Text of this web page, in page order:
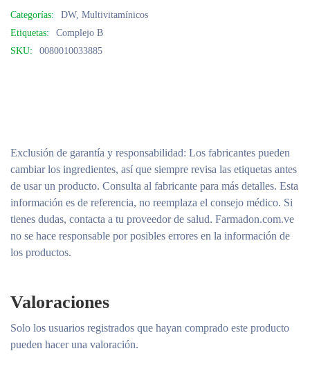
Categorías: DW, Multivitamínicos
Etiquetas:
Complejo B
SKU:
0080010033885
Exclusión de garantía y responsabilidad: Los fabricantes pueden
cambiar los ingredientes, así que siempre revisa las etiquetas antes
de usar un producto. Consulta al fabricante para más detalles. Esta
información es de referencia, no reemplaza el consejo médico. Si
tienes dudas, contacta a tu proveedor de salud. Farmadon.com.ve
no se hace responsable por posibles errores en la información de
los productos.
Valoraciones
Solo los usuarios registrados que hayan comprado este producto
pueden hacer una valoración.